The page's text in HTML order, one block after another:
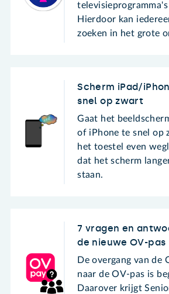
televisieprogramma's
Hierdoor kan
zoeken in het grote
Scherm iPad/
snel op zwart
Gaat het
of iPhone te snel op
het toestel even
dat het scherm
staan.
7 vragen en
de nieuwe OV-pas
De overgang van de
naar de OV-pas is
Daarover krijgt